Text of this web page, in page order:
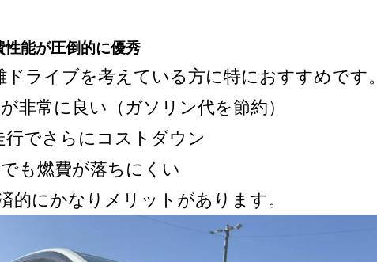
性能が圧倒的に優秀
ドライブを考えている方に特におすすめです。
非常に良い（ガソリン代を節約）
行でさらにコストダウン
でも燃費が落ちにくい
的にかなりメリットがあります。